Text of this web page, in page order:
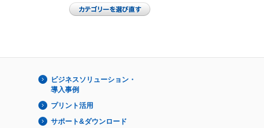
ビジネスソリューション・
導入事例
プリント活用
サポート&ダウンロード